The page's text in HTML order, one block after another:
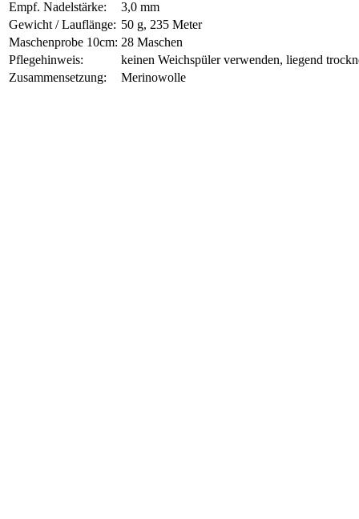
Empf. Nadelstärke:
3,0 mm
Gewicht / Lauflänge: 50 g, 235 Meter
Maschenprobe 10cm: 28 Maschen
Pflegehinweis:
keinen Weichspüler verwenden, liegend
Zusammensetzung:
Merinowolle